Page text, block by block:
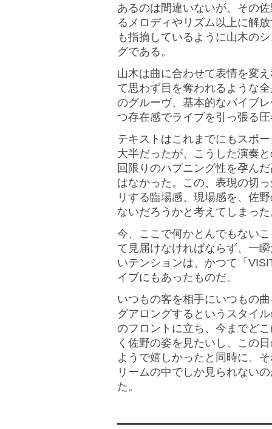
あるのは間違いないが、その
るメロディやリズム以上に解
も指摘しているように山木の
グである。
山木は曲に合わせて表情を変
て思わず目を奪われるような
のグルーヴ、基本的なバイブ
つ存在感でライブを引っ張る
テキストはこれまでにもスポ
大半だったが、こうした演奏
回限りのハプニング性を孕ん
はなかった。この、表現の切
リする臨場感、現場感を、佐
ないだろうかと考えてしまっ
今、ここで何かとんでもない
て見届けなければならず、一
いテンションは、かつて「
イブにもあったものだ。
いつもの客を相手にいつもの
グアロングするというスタイ
のフロントに立ち、今までど
く佐野の姿を見たいし、この
ようで嬉しかったと同時に、
リームの中でしか見られない
た。